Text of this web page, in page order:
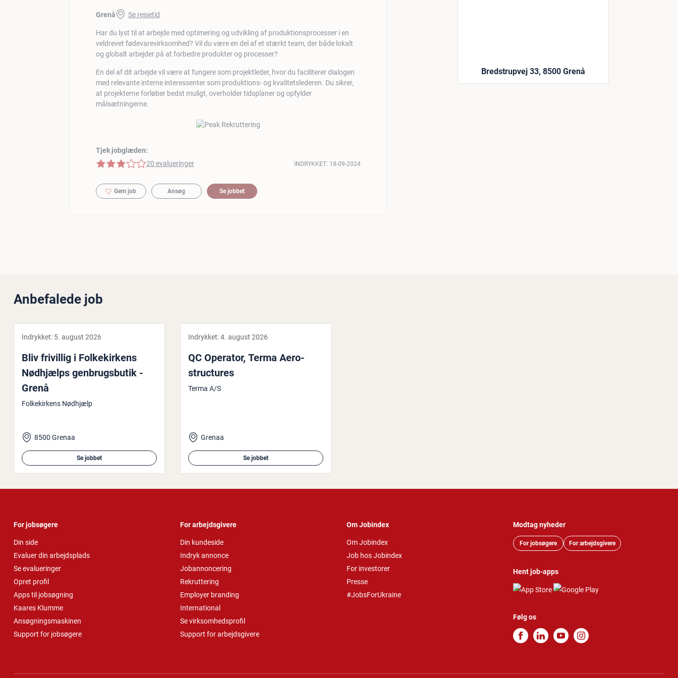
Grenå Se rejsetid
Har du lyst til at arbejde med optimering og udvikling af produktionsprocesser i en
veldrevet fødevarevirksomhed? Vil du være en del af et stærkt team, der både lokalt
og globalt arbejder på at forbedre produkter og processer?
En del af dit arbejde vil være at fungere som projektleder, hvor du faciliterer dialogen
med relevante interne interessenter som produktions- og kvalitetslederen. Du sikrer,
at projekterne forløber bedst muligt, overholder tidsplaner og opfylder
målsætningerne.
Tjek jobglæden:
3 af 5 stjerner
20 evalueringer INDRYKKET: 18-09-2024
Gem job Ansøg Se jobbet
Bredstrupvej 33, 8500 Grenå
Anbefalede job
Indrykket: 5. august 2026
Bliv frivillig i Fol­kekir­kens
Nødhjælps gen­brugs­bu­tik -
Grenå
Folkekirkens Nødhjælp
8500 Grenaa
Se jobbet
Indrykket:4. august 2026
QC Operator, Terma Aero­
struc­tu­res
Terma A/S
Grenaa
Se jobbet
For jobsøgere
Din side
Evaluer din arbejdsplads
Se evalueringer
Opret profil
Apps til jobsøgning
Kaares Klumme
Ansøgningsmaskinen
Support for jobsøgere
For arbejdsgivere
Din kundeside
Indryk annonce
Jobannoncering
Rekruttering
Employer branding
International
Se virksomhedsprofil
Support for arbejdsgivere
Om Jobindex
Om Jobindex
Job hos Jobindex
For investorer
Presse
#JobsForUkraine
Modtag nyheder
For jobsøgere For arbejdsgivere
Hent job-apps
Følg os